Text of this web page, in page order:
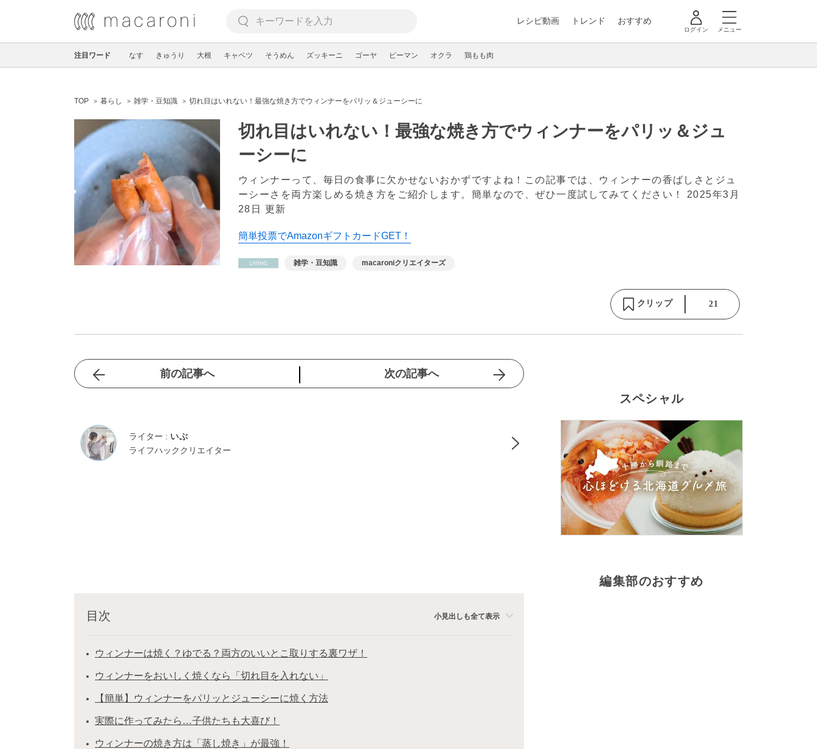
レシピ動画 トレンド おすすめ
ログイン メニュー
注目ワード なす きゅうり 大根 キャベツ そうめん ズッキーニ ゴーヤ ピーマン オクラ 鶏もも肉
TOP 暮らし 雑学・豆知識 切れ目はいれない！最強な焼き方でウィンナーをパリッ＆ジューシーに
切れ目はいれない！最強な焼き方でウィンナーをパリッ＆ジュ
ーシーに
ウィンナーって、毎日の食事に欠かせないおかずですよね！この記事では、ウィンナーの香ばしさとジュ
ーシーさを両方楽しめる焼き方をご紹介します。簡単なので、ぜひ一度試してみてください！ 2025年3月
28日 更新
簡単投票でAmazonギフトカードGET！
雑学・豆知識 macaroniクリエイターズ
クリップ 21
前の記事へ 次の記事へ
ライター : いぶ
ライフハッククリエイター
目次 小見出しも全て表示
ウィンナーは焼く？ゆでる？両方のいいとこ取りする裏ワザ！
ウィンナーをおいしく焼くなら「切れ目を入れない」
【簡単】ウィンナーをパリッとジューシーに焼く方法
実際に作ってみたら…子供たちも大喜び！
ウィンナーの焼き方は「蒸し焼き」が最強！
スペシャル
編集部のおすすめ